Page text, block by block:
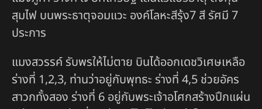
สุมไฟ บนพระธาตุจอมแวะ องค์โลหะสีรุ้ง7 สี รัศมี 7
ประการ
แมงสวรรค์ รับพรให้ไม่ตาย บินได้ออกเดชวิเศษเหลือ
ร่างที่ 1,2,3, ท่านว่าอยู่กับพุทธะ ร่างที่ 4,5 ช่วยอัคร
สาวกทั้งสอง ร่างที่ 6 อยู่กับพระเจ้าอโศกสร้างปึกแผ่น